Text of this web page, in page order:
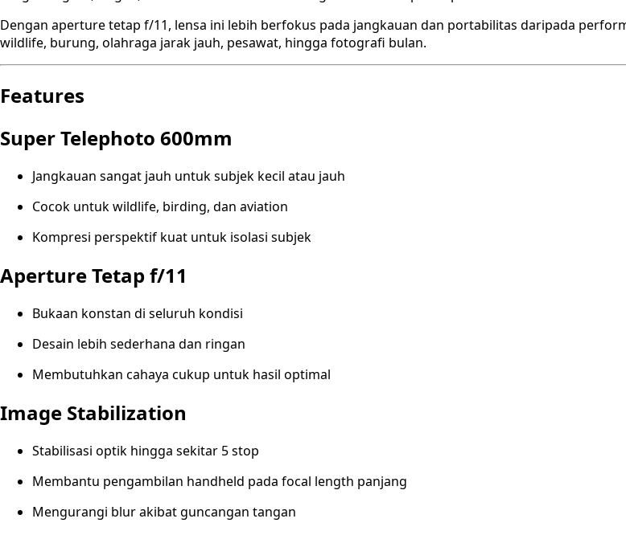
Dengan aperture tetap f/11, lensa ini lebih berfokus pada jangkauan dan portabilitas daripada
wildlife, burung, olahraga jarak jauh, pesawat, hingga fotografi bulan.
Features
Super Telephoto 600mm
Jangkauan sangat jauh untuk subjek kecil atau jauh
Cocok untuk wildlife, birding, dan aviation
Kompresi perspektif kuat untuk isolasi subjek
Aperture Tetap f/11
Bukaan konstan di seluruh kondisi
Desain lebih sederhana dan ringan
Membutuhkan cahaya cukup untuk hasil optimal
Image Stabilization
Stabilisasi optik hingga sekitar 5 stop
Membantu pengambilan handheld pada focal length panjang
Mengurangi blur akibat guncangan tangan